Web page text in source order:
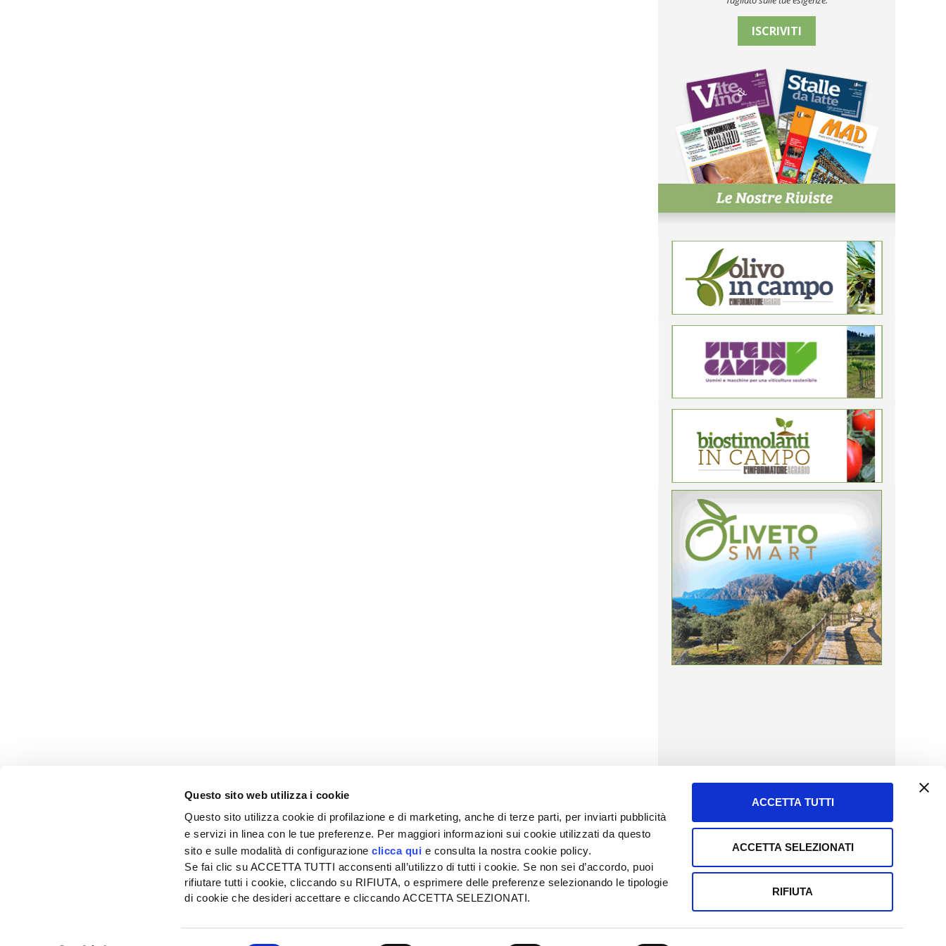
Questo sito web utilizza i cookie
Questo sito utilizza cookie di profilazione e di marketing, anche di terze parti, per inviarti pubblicità
e servizi in linea con le tue preferenze. Per maggiori informazioni sui cookie utilizzati da questo
sito e sulle modalità di configurazioneclicca qui e consulta la nostra cookie policy.
Se fai clic su ACCETTA TUTTI acconsenti all’utilizzo di tutti i cookie. Se non sei d’accordo, puoi
rifiutare tutti i cookie, cliccando su RIFIUTA, o esprimere delle preferenze selezionando le tipologie
di cookie che desideri accettare e cliccando ACCETTA SELEZIONATI.
ACCETTA TUTTI
ACCETTA SELEZIONATI
RIFIUTA
ISCRIVITI
EDIZIONI L'INFORMATORE AGRARIO Srl
SEDE
Tel + 39.045.8057511
info@informatoreagrario.it
PUBBLICITÀ
Tel + 39.045.8057523
pubblicita@informatoreagrario.it
Tel + 39.045.8009480
clienti@informatoreagrario.it